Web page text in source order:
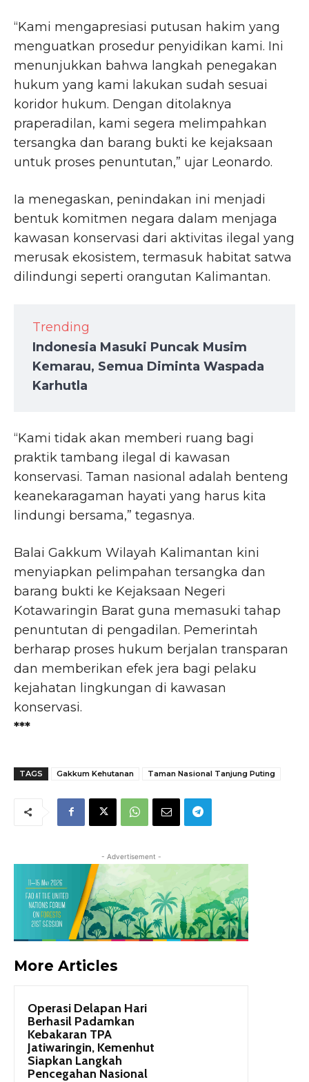
“Kami mengapresiasi putusan hakim yang
menguatkan prosedur penyidikan kami. Ini
menunjukkan bahwa langkah penegakan
hukum yang kami lakukan sudah sesuai
koridor hukum. Dengan ditolaknya
praperadilan, kami segera melimpahkan
tersangka dan barang bukti ke kejaksaan
untuk proses penuntutan,” ujar Leonardo.
Ia menegaskan, penindakan ini menjadi
bentuk komitmen negara dalam menjaga
kawasan konservasi dari aktivitas ilegal yang
merusak ekosistem, termasuk habitat satwa
dilindungi seperti orangutan Kalimantan.
Trending
Indonesia Masuki Puncak Musim
Kemarau, Semua Diminta Waspada
Karhutla
“Kami tidak akan memberi ruang bagi
praktik tambang ilegal di kawasan
konservasi. Taman nasional adalah benteng
keanekaragaman hayati yang harus kita
lindungi bersama,” tegasnya.
Balai Gakkum Wilayah Kalimantan kini
menyiapkan pelimpahan tersangka dan
barang bukti ke Kejaksaan Negeri
Kotawaringin Barat guna memasuki tahap
penuntutan di pengadilan. Pemerintah
berharap proses hukum berjalan transparan
dan memberikan efek jera bagi pelaku
kejahatan lingkungan di kawasan
konservasi.
***
TAGS Gakkum Kehutanan Taman Nasional Tanjung Puting
- Advertisement -
More Articles
Operasi Delapan Hari
Berhasil Padamkan
Kebakaran TPA
Jatiwaringin, Kemenhut
Siapkan Langkah
Pencegahan Nasional